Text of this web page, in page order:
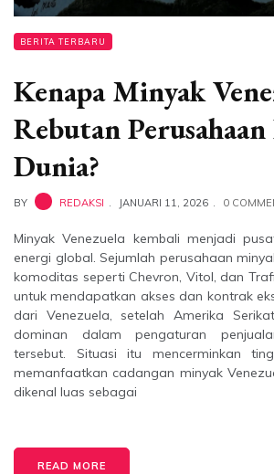
BERITA TERBARU
Kenapa Minyak
Rebutan
Dunia?
BY REDAKSI JANUARI 11, 2026 0
Minyak Venezuela kembali menjadi
energi global. Sejumlah perusahaan
komoditas seperti Chevron, Vitol, dan
untuk mendapatkan akses dan kontrak
dari Venezuela, setelah Amerika
dominan dalam pengaturan
tersebut. Situasi itu mencerminkan
memanfaatkan cadangan minyak
dikenal luas sebagai
READ MORE